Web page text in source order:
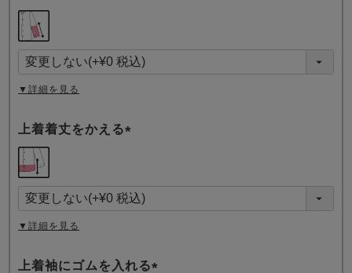
須
)
▼詳細を見る
上着着丈をかえる
須
)
▼詳細を見る
上着袖にゴムを入れる